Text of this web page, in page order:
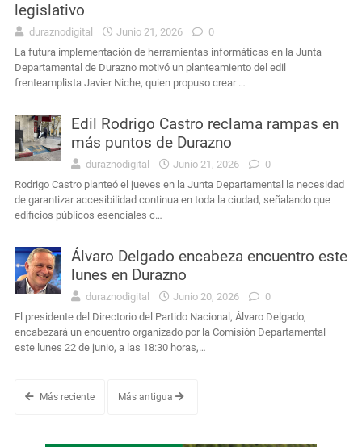
legislativo
duraznodigital Junio 21, 2026
0
La futura implementación de herramientas informáticas en la Junta
Departamental de Durazno motivó un planteamiento del edil
frenteamplista Javier Niche, quien propuso crear …
Edil Rodrigo Castro reclama rampas en
más puntos de Durazno
duraznodigital Junio 21, 2026
0
Rodrigo Castro planteó el jueves en la Junta Departamental la necesidad
de garantizar accesibilidad continua en toda la ciudad, señalando que
edificios públicos esenciales c…
Álvaro Delgado encabeza encuentro este
lunes en Durazno
duraznodigital Junio 20, 2026
0
El presidente del Directorio del Partido Nacional, Álvaro Delgado,
encabezará un encuentro organizado por la Comisión Departamental
este lunes 22 de junio, a las 18:30 horas,…
Más reciente Más antigua